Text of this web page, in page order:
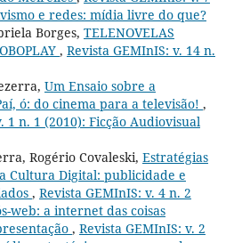
e redes: mídia livre do que?
Borges, TELENOVELAS
, Revista GEMInIS: v. 14 n.
Um Ensaio sobre a
ó: do cinema para a televisão! ,
1 n. 1 (2010): Ficção Audiovisual
Rogério Covaleski, Estratégias
Cultura Digital: publicidade e
, Revista GEMInIS: v. 4 n. 2
web: a internet das coisas
, Revista GEMInIS: v. 2